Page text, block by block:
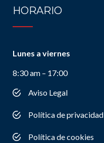
HORARIO
Lunes a viernes
8:30 am – 17:00
Aviso Legal
Política de privacidad
Política de cookies